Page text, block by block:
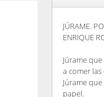
JÚRAME.
ENRIQUE
Júrame
a comer las
Júrame
papel.